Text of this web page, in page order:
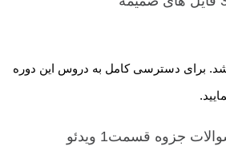
برای دسترسی کامل به دروس این دوره
جزوه قسمت1 ویدئو